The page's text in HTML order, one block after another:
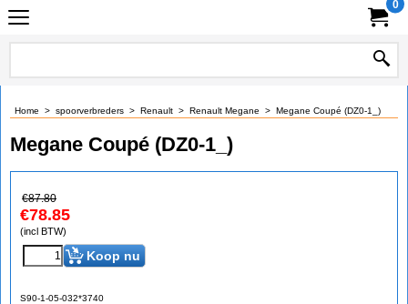
0
Home > spoorverbreders > Renault > Renault Megane > Megane Coupé (DZ0-1_)
Megane Coupé (DZ0-1_)
€87.80
€78.85
(incl BTW)
Koop nu
S90-1-05-032*3740